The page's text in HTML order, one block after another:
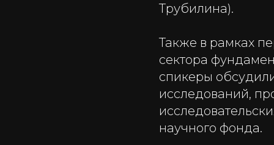
Трубилина).
Также в рамках
сектора
спикеры
исследований,
научного фонда.